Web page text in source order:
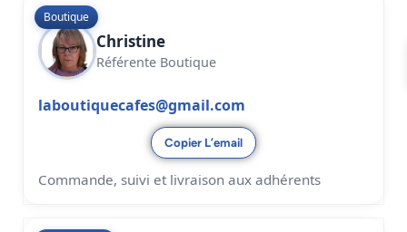
Boutique
Christine
Référente Boutique
laboutiquecafes@gmail.com
Copier L’email
Commande, suivi et livraison aux adhérents